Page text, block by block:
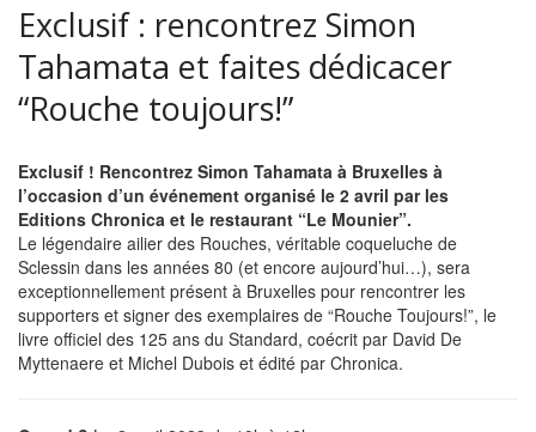
Exclusif : rencontrez Simon
Tahamata et faites dédicacer
“Rouche toujours!”
Exclusif ! Rencontrez Simon Tahamata à Bruxelles à
l’occasion d’un événement organisé le 2 avril par les
Editions Chronica et le restaurant “Le Mounier”.
Le légendaire ailier des Rouches, véritable coqueluche de
Sclessin dans les années 80 (et encore aujourd’hui…), sera
exceptionnellement présent à Bruxelles pour rencontrer les
supporters et signer des exemplaires de “Rouche Toujours!”, le
livre officiel des 125 ans du Standard, coécrit par David De
Myttenaere et Michel Dubois et édité par Chronica.